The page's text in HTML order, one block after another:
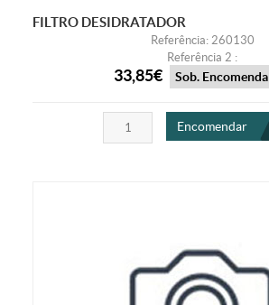
FILTRO DESIDRATADOR
Referência: 260130
Referência 2 :
33,85€ Sob. Encomenda
Encomendar